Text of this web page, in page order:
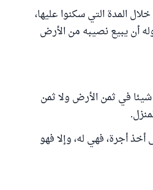
المدة التي سكنوا عليها،
أن يبيع نصيبه من الأرض
شيئا في ثمن الأرض ولا ثمن
أجرة، فهي له، وإلا فهو